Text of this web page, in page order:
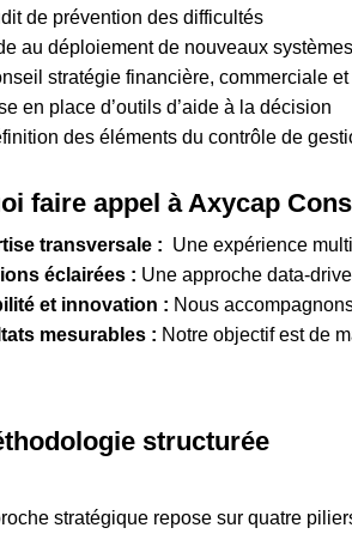
de prévention des difficultés
au déploiement de nouveaux
stratégie financière, commerciale et
en place d’outils d’aide à la décision
des éléments du contrôle de
faire appel à Axycap
transversale : Une expérience
éclairées : Une approche data-
et innovation : Nous
mesurables : Notre objectif est de
structurée
stratégique repose sur quatre